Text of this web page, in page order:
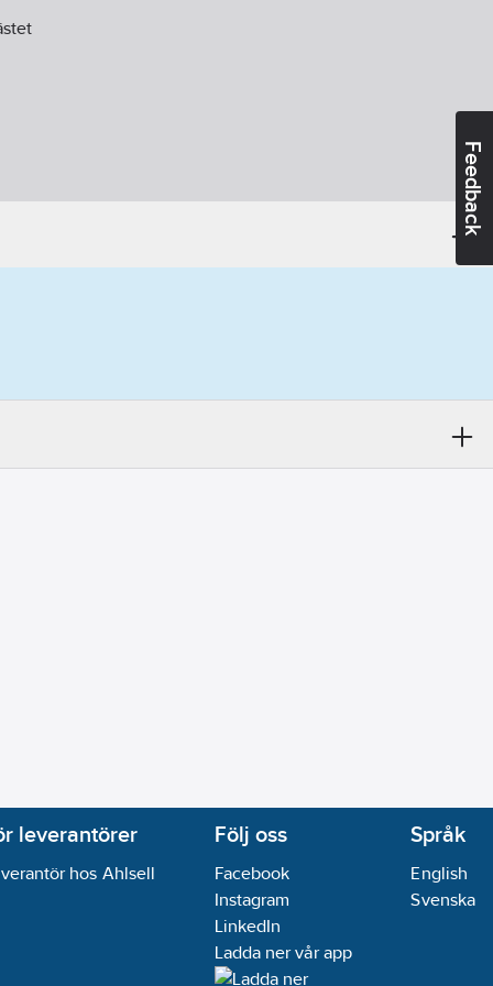
Feedback
leverantörer
hos Ahlsell
Följ oss
Facebook
Instagram
LinkedIn
Ladda ner vår app
Språk
English
Svenska